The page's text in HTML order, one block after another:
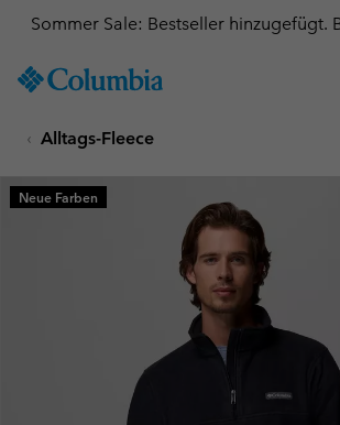
TO
SKIP
MAIN
NAV
Sommer Sale: Bestseller hinzugefügt.
Alltags-Fleece
Neue Farben